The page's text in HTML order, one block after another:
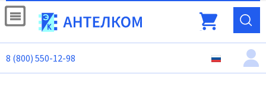
8 (800) 550-12-98